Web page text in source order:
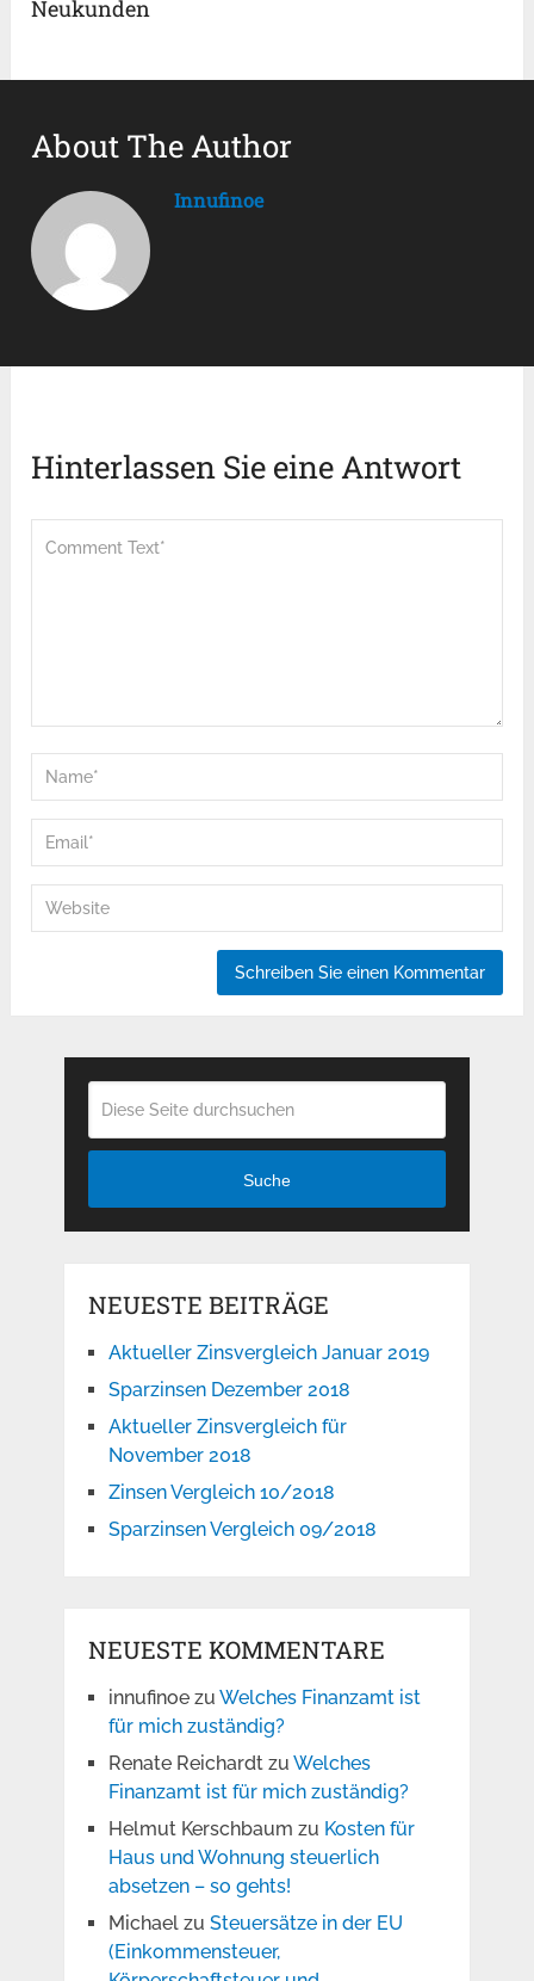
Neukunden
About The Author
Innufinoe
Hinterlassen Sie eine Antwort
Suche
NEUESTE BEITRÄGE
Aktueller Zinsvergleich Januar 2019
Sparzinsen Dezember 2018
Aktueller Zinsvergleich für
November 2018
Zinsen Vergleich 10/2018
Sparzinsen Vergleich 09/2018
NEUESTE KOMMENTARE
innufinoezu Welches Finanzamt ist
für mich zuständig?
Renate Reichardtzu Welches
Finanzamt ist für mich zuständig?
Helmut Kerschbaum zu Kosten für
Haus und Wohnung steuerlich
absetzen – so gehts!
Michaelzu Steuersätze in der EU
(Einkommensteuer,